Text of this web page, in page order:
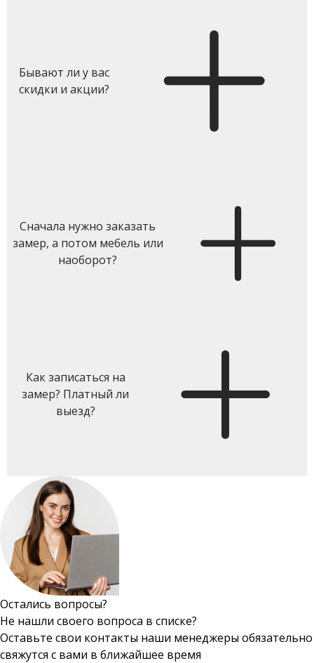
Бывают ли у вас
скидки и акции?
Сначала нужно заказать
замер, а потом мебель или
наоборот?
Как записаться на
замер? Платный ли
выезд?
Остались вопросы?
Не нашли своего вопроса в списке?
Оставьте свои контакты наши менеджеры обязательно
свяжутся с вами в ближайшее время